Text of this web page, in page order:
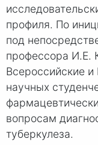
профиля. По
под
профессора И.Е.
Всероссийские
научных
вопросам
туберкулеза.